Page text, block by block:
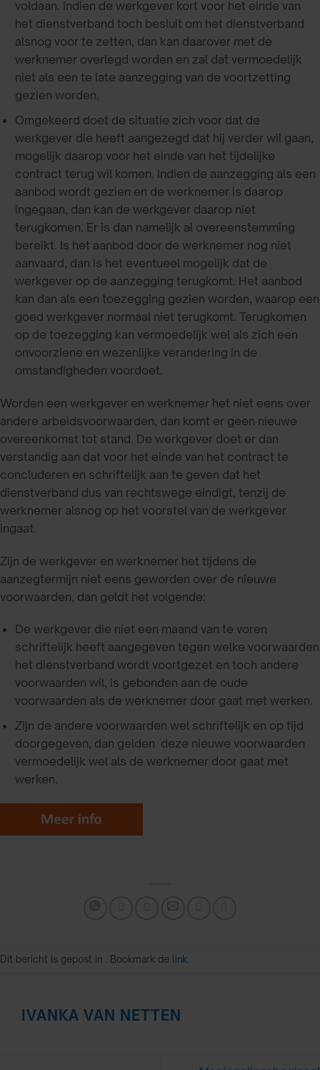
voldaan. Indien de werkgever kort voor het einde van
het dienstverband toch besluit om het dienstverband
alsnog voor te zetten, dan kan daarover met de
werknemer overlegd worden en zal dat vermoedelijk
niet als een te late aanzegging van de voortzetting
gezien worden.
Omgekeerd doet de situatie zich voor dat de
werkgever die heeft aangezegd dat hij verder wil gaan,
mogelijk daarop voor het einde van het tijdelijke
contract terug wil komen. Indien de aanzegging als een
aanbod wordt gezien en de werknemer is daarop
ingegaan, dan kan de werkgever daarop niet
terugkomen. Er is dan namelijk al overeenstemming
bereikt. Is het aanbod door de werknemer nog niet
aanvaard, dan is het eventueel mogelijk dat de
werkgever op de aanzegging terugkomt. Het aanbod
kan dan als een toezegging gezien worden, waarop een
goed werkgever normaal niet terugkomt. Terugkomen
op de toezegging kan vermoedelijk wel als zich een
onvoorziene en wezenlijke verandering in de
omstandigheden voordoet.
Worden een werkgever en werknemer het niet eens over
andere arbeidsvoorwaarden, dan komt er geen nieuwe
overeenkomst tot stand. De werkgever doet er dan
verstandig aan dat voor het einde van het contract te
concluderen en schriftelijk aan te geven dat het
dienstverband dus van rechtswege eindigt, tenzij de
werknemer alsnog op het voorstel van de werkgever
ingaat.
Zijn de werkgever en werknemer het tijdens de
aanzegtermijn niet eens geworden over de nieuwe
voorwaarden, dan geldt het volgende:
De werkgever die niet een maand van te voren
schriftelijk heeft aangegeven tegen welke voorwaarden
het dienstverband wordt voortgezet en toch andere
voorwaarden wil, is gebonden aan de oude
voorwaarden als de werknemer door gaat met werken.
Zijn de andere voorwaarden wel schriftelijk en op tijd
doorgegeven, dan gelden deze nieuwe voorwaarden
vermoedelijk wel als de werknemer door gaat met
werken.
Dit bericht is gepost in . Bookmark de link
IVANKA VAN NETTEN